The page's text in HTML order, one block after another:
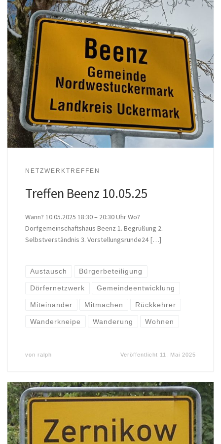
NETZWERKTREFFEN
Treffen Beenz 10.05.25
Wann? 10.05.2025 18:30 – 20:30 Uhr Wo?
Dorfgemeinschaftshaus Beenz 1. Begrüßung 2.
Selbstverständnis 3. Vorstellungsrunde24 […]
Austausch Bürgerbeteiligung
Dörfernetzwerk Gemeindeentwicklung
Miteinander Mitmachen Rückkehrer
Wanderkneipe Wanderung Wohnen
von ralph Veröffentlicht 11. Mai 2025